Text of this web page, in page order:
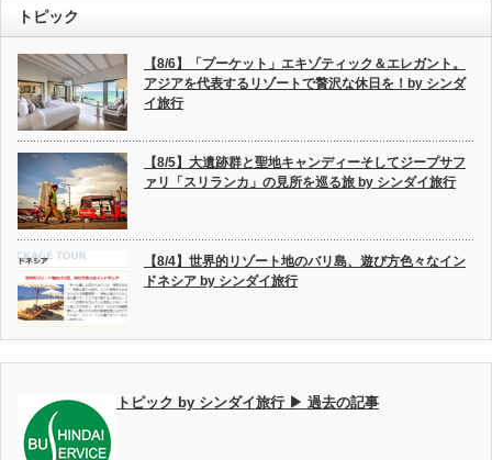
トピック
【8/6】「プーケット」エキゾティック＆エレガント。
アジアを代表するリゾートで贅沢な休日を！by シンダ
イ旅行
【8/5】大遺跡群と聖地キャンディーそしてジープサフ
ァリ「スリランカ」の見所を巡る旅 by シンダイ旅行
【8/4】世界的リゾート地のバリ島、遊び方色々なイン
ドネシア by シンダイ旅行
トピック by シンダイ旅行 ▶ 過去の記事